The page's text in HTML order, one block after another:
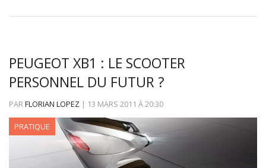
PEUGEOT XB1 : LE SCOOTER
PERSONNEL DU FUTUR ?
PARFLORIAN LOPEZ | 13 MARS 2011 À20:30
PRATIQUE